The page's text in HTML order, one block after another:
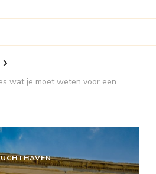
wat je moet weten voor een